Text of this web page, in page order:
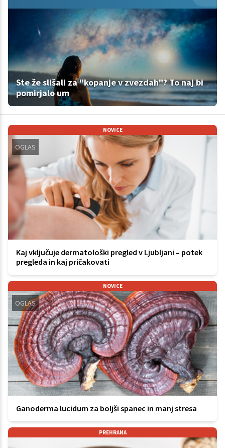
Ste že slišali za "kopanje v zvezdah"? To naj bi
pomirjalo um
NOVICE
OGLAS
Kaj vključuje dermatološki pregled v Ljubljani – potek
pregleda in kaj pričakovati
NOVICE
OGLAS
Ganoderma lucidum za boljši spanec in manj stresa
PREHRANA